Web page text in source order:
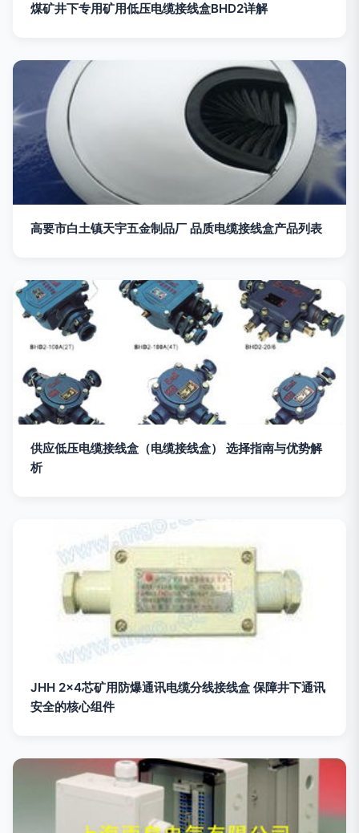
煤矿井下专用矿用低压电缆接线盒BHD2详解
高要市白土镇天宇五金制品厂 品质电缆接线盒产品列表
供应低压电缆接线盒（电缆接线盒） 选择指南与优势解
析
JHH 2×4芯矿用防爆通讯电缆分线接线盒 保障井下通讯
安全的核心组件